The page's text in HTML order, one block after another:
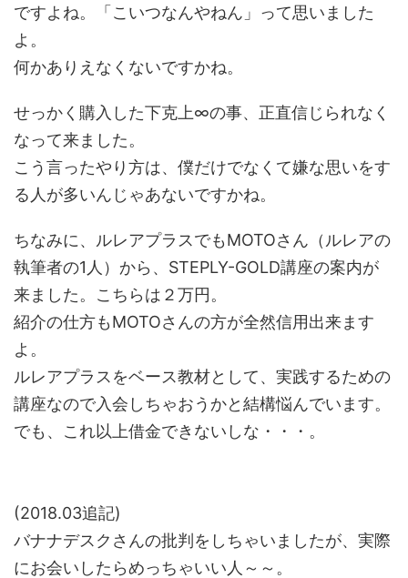
ですよね。「こいつなんやねん」って思いました
よ。
何かありえなくないですかね。
せっかく購入した下克上∞の事、正直信じられなく
なって来ました。
こう言ったやり方は、僕だけでなくて嫌な思いをす
る人が多いんじゃあないですかね。
ちなみに、ルレアプラスでもMOTOさん（ルレアの
執筆者の1人）から、STEPLY-GOLD講座の案内が
来ました。こちらは２万円。
紹介の仕方もMOTOさんの方が全然信用出来ます
よ。
ルレアプラスをベース教材として、実践するための
講座なので入会しちゃおうかと結構悩んでいます。
でも、これ以上借金できないしな・・・。
(2018.03追記)
バナナデスクさんの批判をしちゃいましたが、実際
にお会いしたらめっちゃいい人～～。